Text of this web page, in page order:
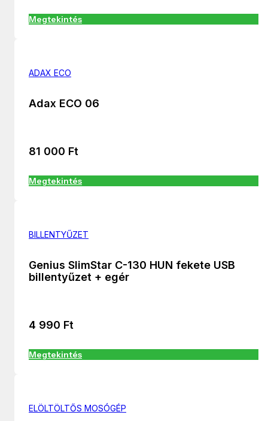
Megtekintés
ADAX ECO
Adax ECO 06
81 000 Ft
Megtekintés
BILLENTYŰZET
Genius SlimStar C-130 HUN fekete USB
billentyűzet + egér
4 990 Ft
Megtekintés
ELÖLTÖLTŐS MOSÓGÉP